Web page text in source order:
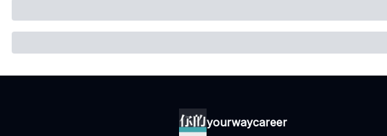
yourwaycareer